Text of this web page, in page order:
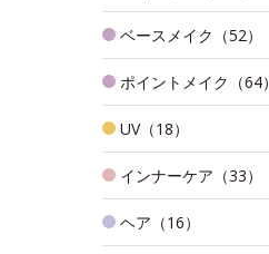
ベースメイク（52）
ポイントメイク（64）
UV（18）
インナーケア（33）
ヘア（16）